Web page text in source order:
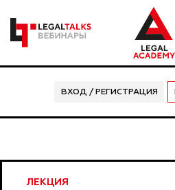
ВХОД / РЕГИСТРАЦИЯ
ЛЕКЦИЯ